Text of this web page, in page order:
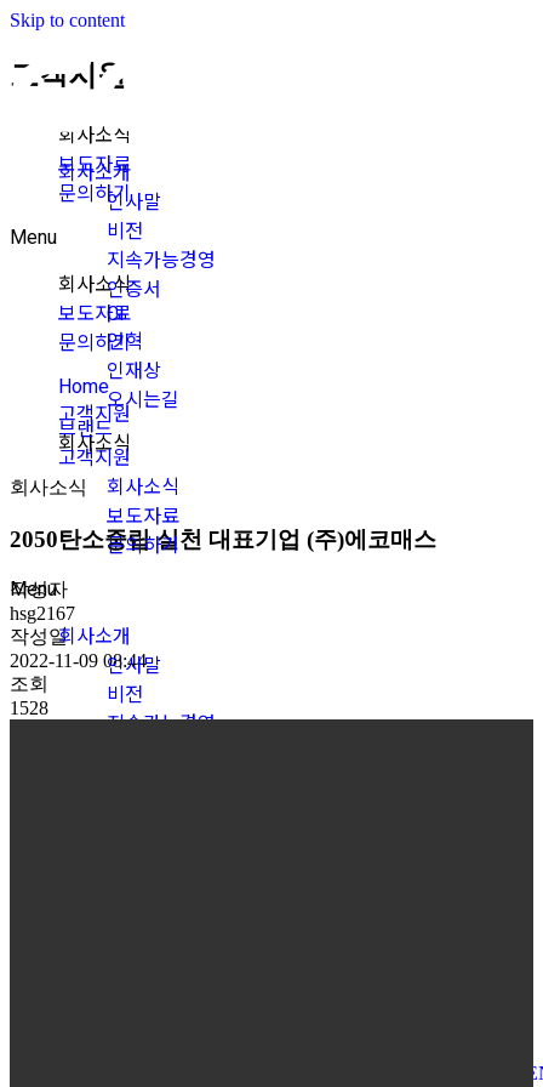
Skip to content
회사소개
인사말
비전
지속가능경영
인증서
CI
연혁
인재상
오시는길
브랜드
고객지원
회사소식
보도자료
문의하기
Menu
회사소개
인사말
비전
지속가능경영
고객지원
회사소식
보도자료
문의하기
Menu
회사소식
보도자료
문의하기
Home
고객지원
회사소식
회사소식
2050탄소중립 실천 대표기업 (주)에코매스
작성자
hsg2167
작성일
2022-11-09 08:44
조회
1528